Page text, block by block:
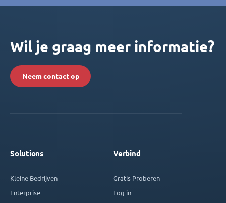
Wil je graag meer informatie?
Neem contact op
Solutions
Kleine Bedrijven
Enterprise
Verbind
Gratis Proberen
Log in